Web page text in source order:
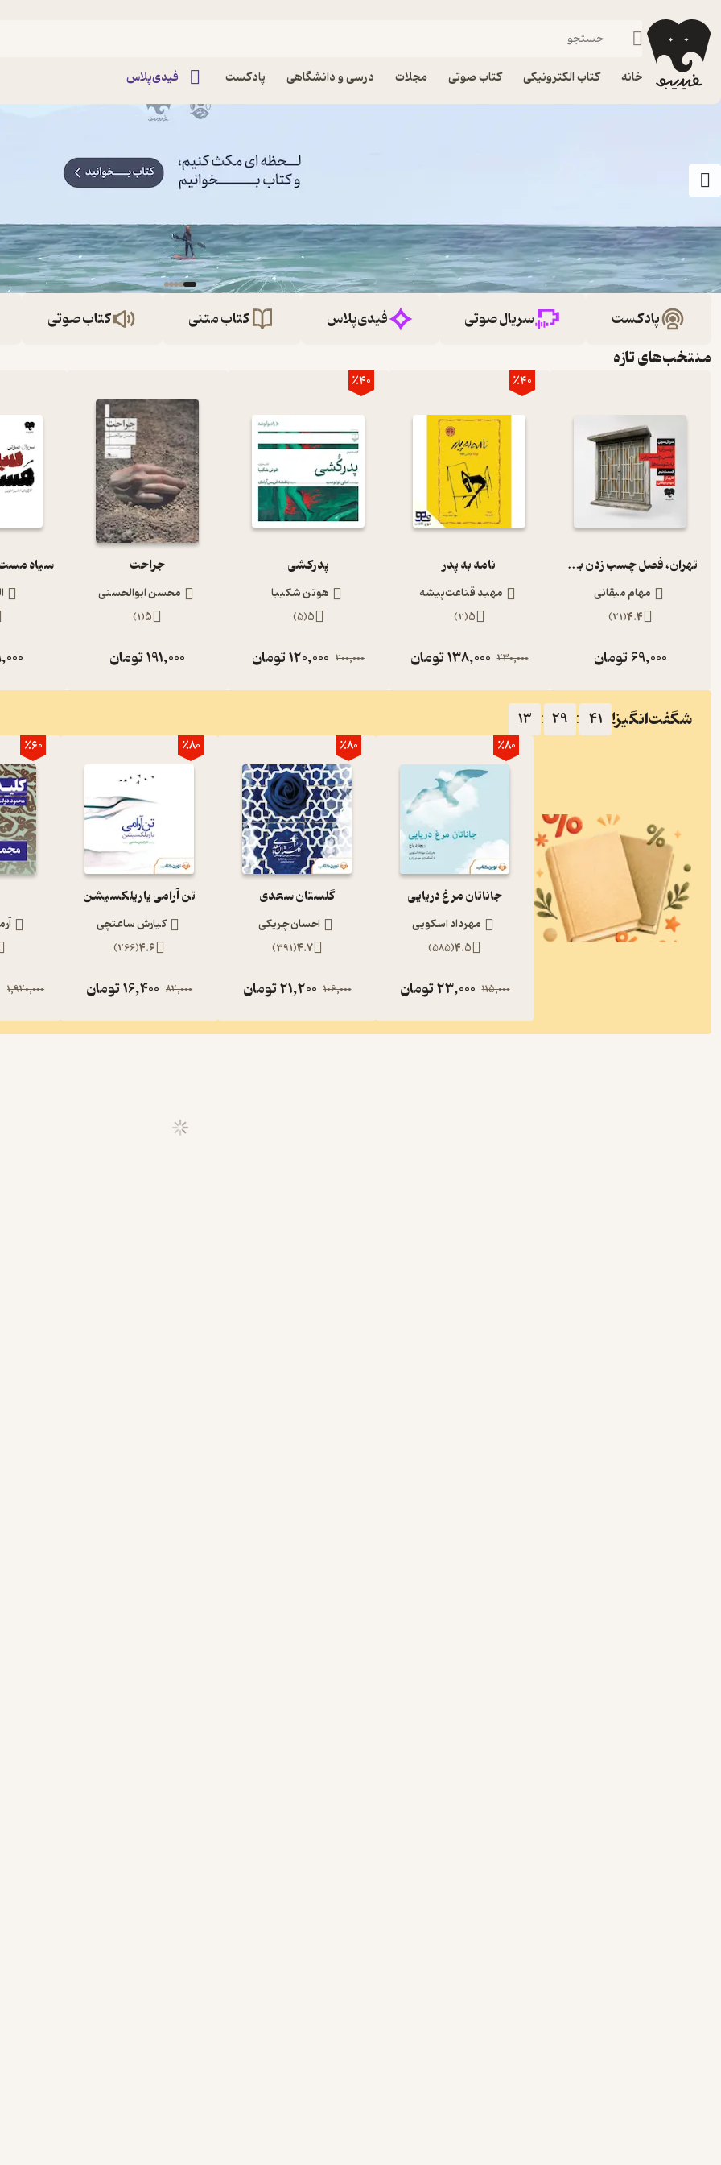
خانه کتاب الکترونیکی کتاب صوتی مجلات درسی و دانشگاهی پادکست فیدی‌پلاس
پادکست سریال صوتی فیدی‌پلاس کتاب متنی کتاب صوتی
منتخب‌های تازه
تهران، فصل چسب زدن به شیشه‌ها (قسمت دوم)
مهام میقانی
4.4
(
21
)
69,000تومان
٪40
نامه به پدر
مهبد قناعت‌پیشه
5
(
2
)
230,000
138,000تومان
٪40
پدرکشی
هوتن شکیبا
5
(
5
)
200,000
120,000تومان
جراحت
محسن ابوالحسنی
5
(
1
)
191,000تومان
شگفت‌انگیز! 40
:
29
:
13
٪80
جاناتان مرغ دریایی
مهرداد اسکویی
4.5
(
585
)
115,000
23,000تومان
٪80
گلستان سعدی
احسان چریکی
4.7
(
391
)
106,000
21,200تومان
٪80
تن آرامی یا ریلکسیشن
کیارش ساعتچی
4.6
(
266
)
82,000
16,400تومان
٪60
1,920,000